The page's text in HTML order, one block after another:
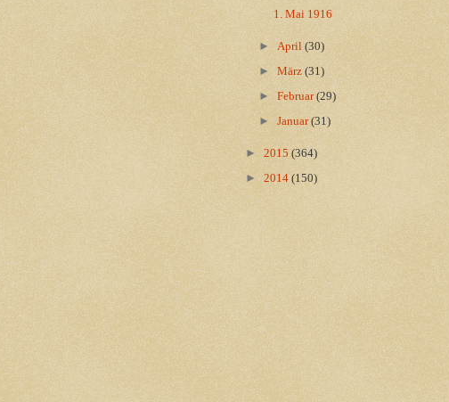
1. Mai 1916
► April(30)
►März(31)
►Februar(29)
►Januar(31)
► 2015 (364)
► 2014 (150)